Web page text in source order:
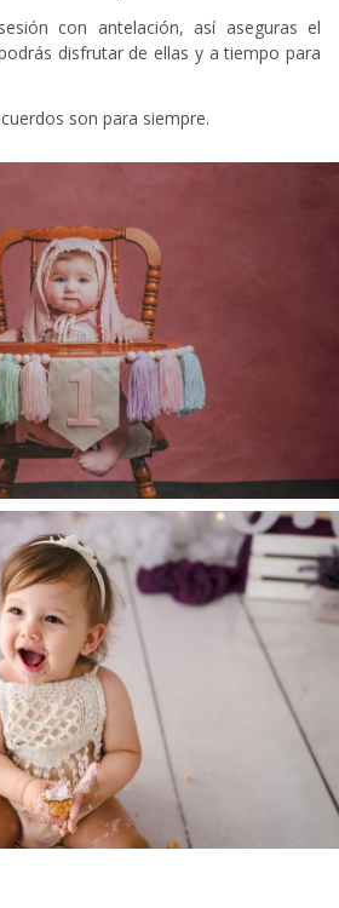
con antelación, así aseguras el
disfrutar de ellas y a tiempo para
son para siempre.